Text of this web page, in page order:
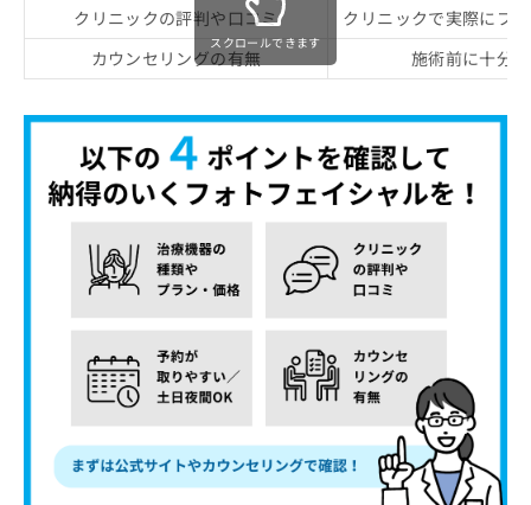
クリニックの評判や口コミ
クリニックで実際にフ
カウンセリングの有無
施術前に十分
スクロールできます